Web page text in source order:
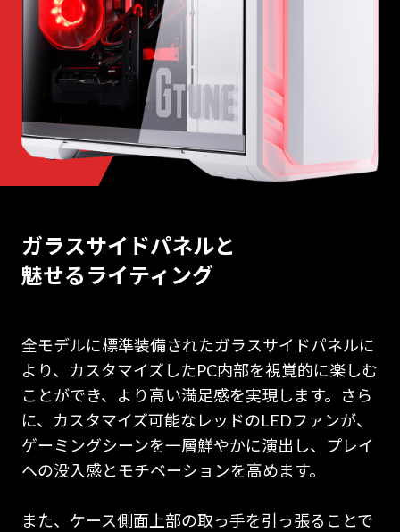
ガラスサイドパネルと
魅せるライティング
全モデルに標準装備されたガラスサイドパネルに
より、カスタマイズしたPC内部を視覚的に楽しむ
ことができ、より高い満足感を実現します。さら
に、カスタマイズ可能なレッドのLEDファンが、
ゲーミングシーンを一層鮮やかに演出し、プレイ
への没入感とモチベーションを高めます。
また、ケース側面上部の取っ手を引っ張ることで